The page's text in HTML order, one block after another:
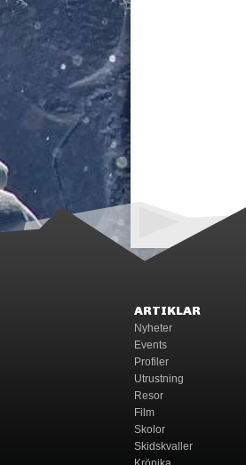
ARTIKLAR
Nyheter
Events
Profiler
Utrustning
Resor
Film
Skolor
Skidskvaller